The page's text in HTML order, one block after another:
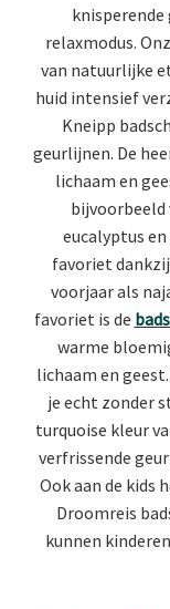
knisperende
relaxmodus.
van natuurlijke
huid intensief
Kneipp
geurlijnen. De
lichaam en
bijvoorbeeld
eucalyptus
favoriet
voorjaar als
favoriet is de
warme
lichaam en
je echt zonder
turquoise kleur
verfrissende
Ook aan de kids
Droomreis
kunnen